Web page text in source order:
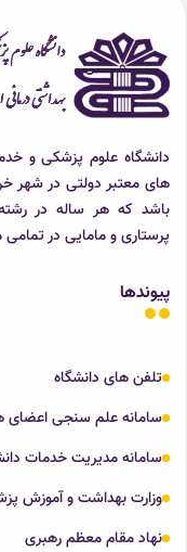
دانشگاه علوم پزشکی و
باشد که هر ساله در
پرستاری و مامایی در
پیوندها
تلفن های دانشگاه
سامانه علم سنجی اعضای
سامانه مدیریت خدمات
وزارت بهداشت و آموزش
نهاد مقام معظم رهبری